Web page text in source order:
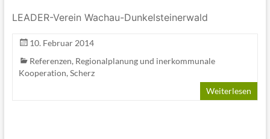
LEADER-Verein Wachau-Dunkelsteinerwald
10. Februar 2014
Referenzen, Regionalplanung und inerkommunale
Kooperation, Scherz
Weiterlesen